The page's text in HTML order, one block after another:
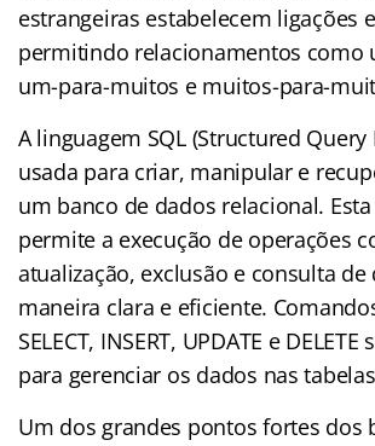
estrangeiras estabelecem ligações
permitindo relacionamentos como
um-para-muitos e muitos-para-
A linguagem SQL (Structured Query
usada para criar, manipular e
um banco de dados relacional.
permite a execução de operações
atualização, exclusão e consulta de
maneira clara e eficiente.
SELECT, INSERT, UPDATE e
para gerenciar os dados nas
Um dos grandes pontos fortes dos